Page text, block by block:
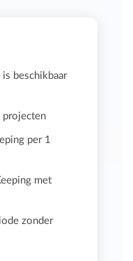
beschikbaar
projecten
per 1
met
zonder